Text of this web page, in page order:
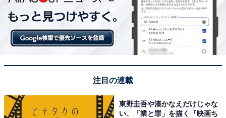
で使いやすい高性能なナビを求めている人には、おすす
めの商品といえそうです。
あわせて読みたい
【Amazonお買い得情報】Pioneer「サブウ
注目の連載
東野圭吾や湊かなえだけじゃな
い、「業と罪」を描く『映画ち